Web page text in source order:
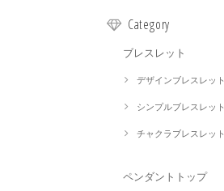
Category
ブレスレット
デザインブレスレット
シンプルブレスレット
チャクラブレスレット
ペンダントトップ